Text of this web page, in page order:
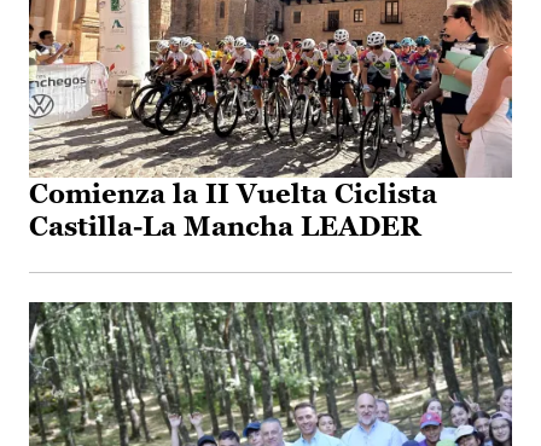
Comienza la II Vuelta Ciclista
Castilla-La Mancha LEADER